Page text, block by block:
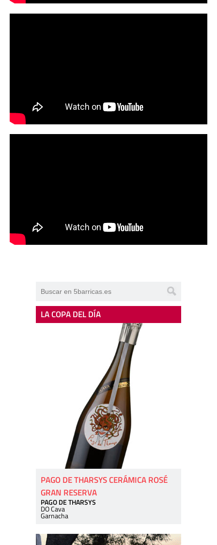
LA COPA DEL DÍA
PAGO DE THARSYS CERÁMICA ROSÉ
GRAN RESERVA
PAGO DE THARSYS
DO Cava
Garnacha